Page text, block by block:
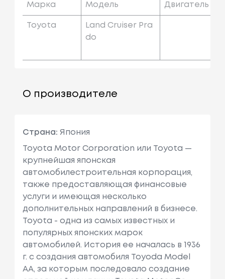
Марка Модель Двигатель
Toyota
Land Cruiser Pra
Do
О производителе
Страна: Япония
Toyota Motor Corporation или Toyota —
крупнейшая японская
автомобилестроительная корпорация,
также предоставляющая финансовые
услуги и имеющая несколько
дополнительных направлений в бизнесе.
Toyota - одна из самых известных и
популярных японских марок
автомобилей. История ее началась в 1936
г. с создания автомобиля Toyoda Model
AA, за которым последовало создание